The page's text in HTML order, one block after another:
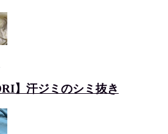
】汗ジミのシミ抜き